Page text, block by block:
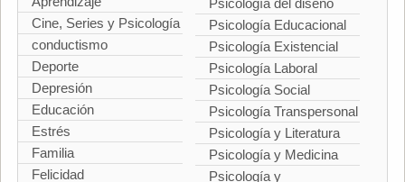
Cine, Series y Psicología
conductismo
Deporte
Depresión
Educación
Estrés
Familia
Felicidad
Psicología del diseño
Psicología Educacional
Psicología Existencial
Psicología Laboral
Psicología Social
Psicología Transpersonal
Psicología y Literatura
Psicología y Medicina
Psicología y